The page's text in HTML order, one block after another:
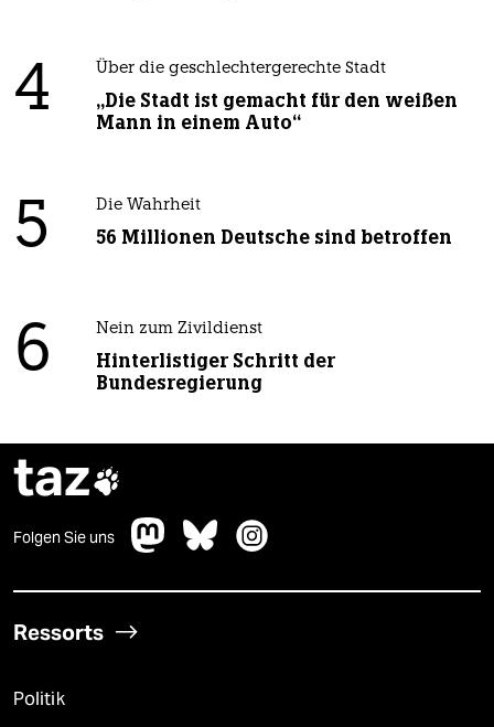
4 Über die geschlechtergerechte Stadt
„Die Stadt ist gemacht für den weißen
Mann in einem Auto“
5 Die Wahrheit
56 Millionen Deutsche sind betroffen
6 Nein zum Zivildienst
Hinterlistiger Schritt der
Bundesregierung
taz
Folgen Sie uns
Ressorts
Politik